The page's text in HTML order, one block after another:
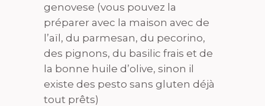
genovese (vous pouvez la
préparer avec la maison avec de
l’aïl, du parmesan, du pecorino,
des pignons, du basilic frais et de
la bonne huile d’olive, sinon il
existe des pesto sans gluten déjà
tout prêts)